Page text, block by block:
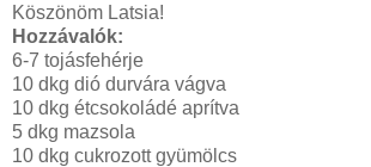
Köszönöm Latsia!
Hozzávalók:
6-7 tojásfehérje
10 dkg dió durvára vágva
10 dkg étcsokoládé aprítva
5 dkg mazsola
10 dkg cukrozott gyümölcs